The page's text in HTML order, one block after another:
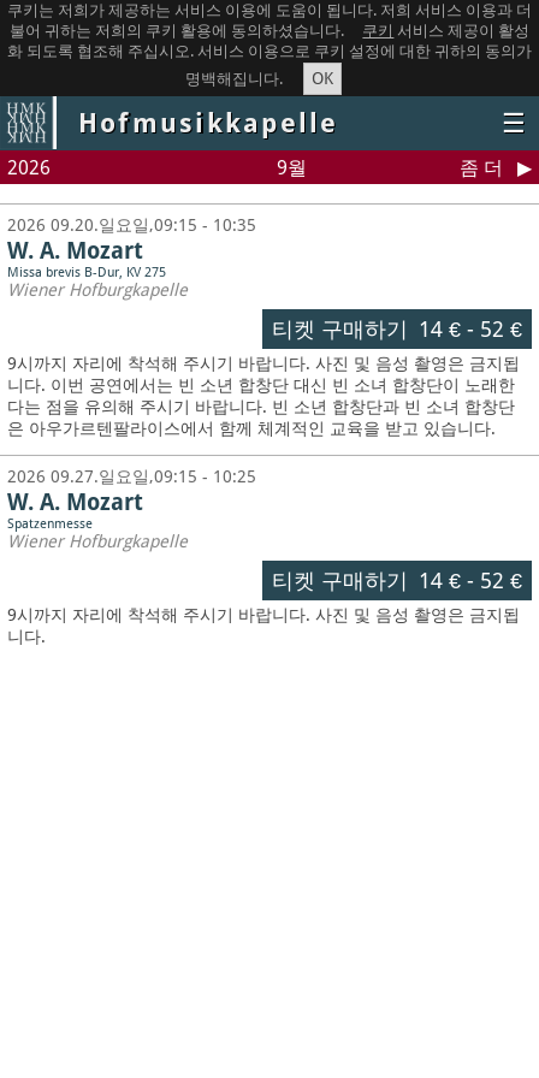
쿠키는 저희가 제공하는 서비스 이용에 도움이 됩니다. 저희 서비스 이용과 더
불어 귀하는 저희의 쿠키 활용에 동의하셨습니다.
쿠키 서비스 제공이 활성
화 되도록 협조해 주십시오. 서비스 이용으로 쿠키 설정에 대한 귀하의 동의가
명백해집니다.
OK
Hofmusikkapelle ☰
2026 9월 좀 더
2026 09.20.일요일,09:15 - 10:35
W. A. Mozart
Missa brevis B-Dur, KV 275
Wiener Hofburgkapelle
티켓 구매하기 14 €- 52 €
9시까지 자리에 착석해 주시기 바랍니다. 사진 및 음성 촬영은 금지됩
니다. 이번 공연에서는 빈 소년 합창단 대신 빈 소녀 합창단이 노래한
다는 점을 유의해 주시기 바랍니다. 빈 소년 합창단과 빈 소녀 합창단
은 아우가르텐팔라이스에서 함께 체계적인 교육을 받고 있습니다.
2026 09.27.일요일,09:15 - 10:25
W. A. Mozart
Spatzenmesse
Wiener Hofburgkapelle
티켓 구매하기 14 €- 52 €
9시까지 자리에 착석해 주시기 바랍니다. 사진 및 음성 촬영은 금지됩
니다.